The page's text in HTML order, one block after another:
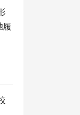
履